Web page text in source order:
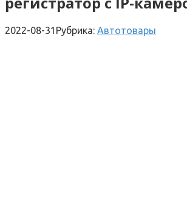
2022-08-31 Рубрика: Автотовары